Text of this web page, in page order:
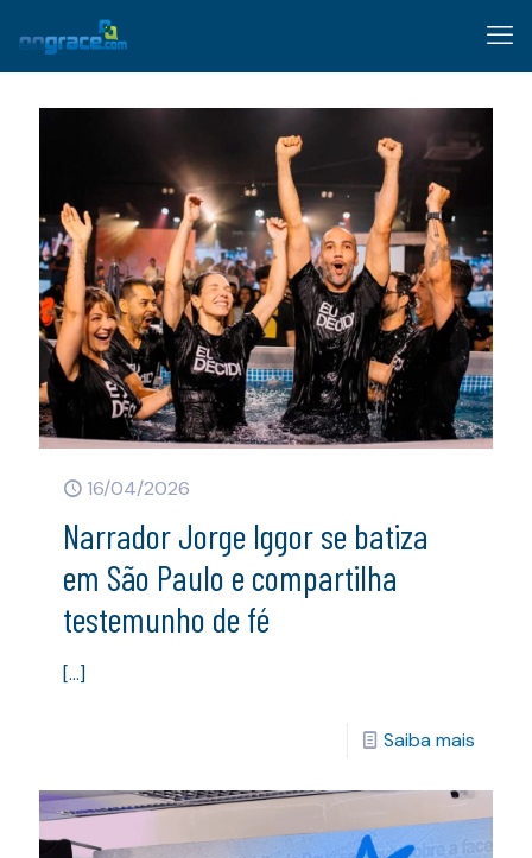
16/04/2026
Narrador Jorge Iggor se batiza
em São Paulo e compartilha
testemunho de fé
[…]
Saiba mais